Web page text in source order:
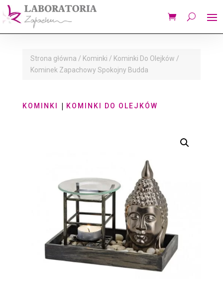
Strona główna / Kominki / Kominki Do Olejków /
Kominek Zapachowy Spokojny Budda
KOMINKI | KOMINKI DO OLEJKÓW